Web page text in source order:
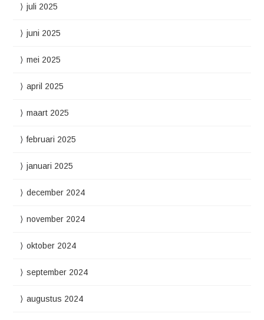
juli 2025
juni 2025
mei 2025
april 2025
maart 2025
februari 2025
januari 2025
december 2024
november 2024
oktober 2024
september 2024
augustus 2024